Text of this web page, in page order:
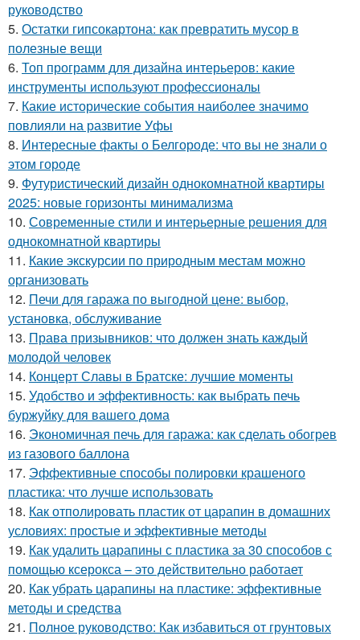
руководство
5. Остатки гипсокартона: как превратить мусор в
полезные вещи
6. Топ программ для дизайна интерьеров: какие
инструменты используют профессионалы
7. Какие исторические события наиболее значимо
повлияли на развитие Уфы
8. Интересные факты о Белгороде: что вы не знали о
этом городе
9. Футуристический дизайн однокомнатной квартиры
2025: новые горизонты минимализма
10. Современные стили и интерьерные решения для
однокомнатной квартиры
11. Какие экскурсии по природным местам можно
организовать
12. Печи для гаража по выгодной цене: выбор,
установка, обслуживание
13. Права призывников: что должен знать каждый
молодой человек
14. Концерт Славы в Братске: лучшие моменты
15. Удобство и эффективность: как выбрать печь
буржуйку для вашего дома
16. Экономичная печь для гаража: как сделать обогрев
из газового баллона
17. Эффективные способы полировки крашеного
пластика: что лучше использовать
18. Как отполировать пластик от царапин в домашних
условиях: простые и эффективные методы
19. Как удалить царапины с пластика за 30 способов с
помощью ксерокса – это действительно работает
20. Как убрать царапины на пластике: эффективные
методы и средства
21. Полное руководство: Как избавиться от грунтовых